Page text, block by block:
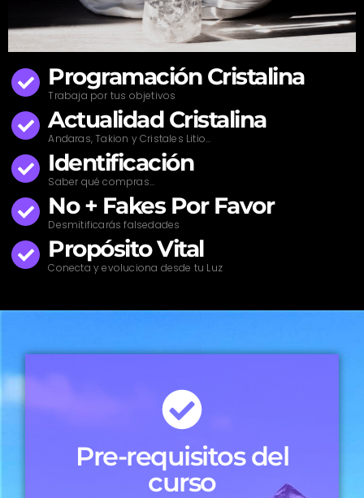
Programación Cristalina
Trabaja por tus objetivos
Actualidad Cristalina
Andaras, Takion y Cristales Litio...
Identificación
Saber qué compras...
No + Fakes Por Favor
Desmitificarás falsedades
Propósito Vital
Conecta y evoluciona desde tu Luz
Pre-requisitos del
curso